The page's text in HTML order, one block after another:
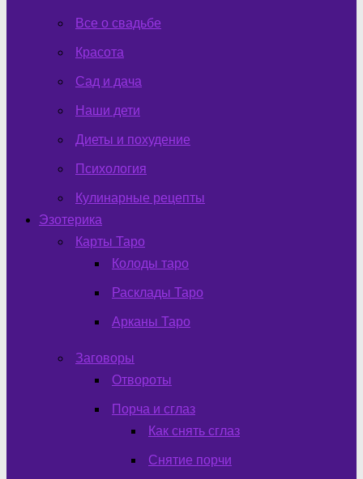
Все о свадьбе
Красота
Сад и дача
Наши дети
Диеты и похудение
Психология
Кулинарные рецепты
Эзотерика
Карты Таро
Колоды таро
Расклады Таро
Арканы Таро
Заговоры
Отвороты
Порча и сглаз
Как снять сглаз
Снятие порчи